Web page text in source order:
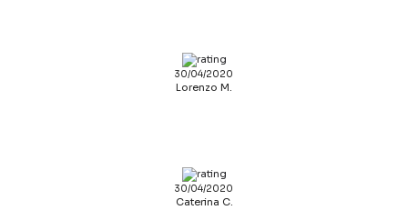
30/04/2020
Lorenzo M.
30/04/2020
Caterina C.